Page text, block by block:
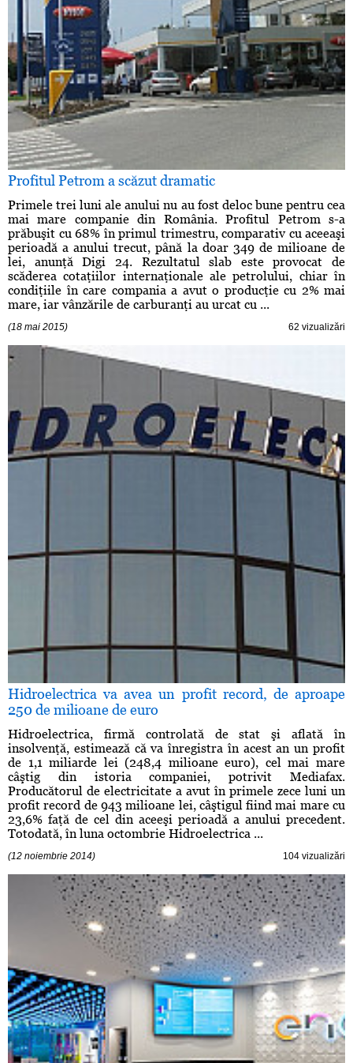
Profitul Petrom a scăzut dramatic
Primele trei luni ale anului nu au fost deloc bune pentru cea
mai mare companie din România. Profitul Petrom s-a
prăbuşit cu 68% în primul trimestru, comparativ cu aceeaşi
perioadă a anului trecut, până la doar 349 de milioane de
lei, anunţă Digi 24. Rezultatul slab este provocat de
scăderea cotaţiilor internaţionale ale petrolului, chiar în
condiţiile în care compania a avut o producţie cu 2% mai
mare, iar vânzările de carburanţi au urcat cu ...
(18 mai 2015) 62 vizualizări
Hidroelectrica va avea un profit record, de aproape
250 de milioane de euro
Hidroelectrica, firmă controlată de stat şi aflată în
insolvenţă, estimează că va înregistra în acest an un profit
de 1,1 miliarde lei (248,4 milioane euro), cel mai mare
câştig din istoria companiei, potrivit Mediafax.
Producătorul de electricitate a avut în primele zece luni un
profit record de 943 milioane lei, câştigul fiind mai mare cu
23,6% faţă de cel din aceeşi perioadă a anului precedent.
Totodată, în luna octombrie Hidroelectrica ...
(12 noiembrie 2014) 104 vizualizări